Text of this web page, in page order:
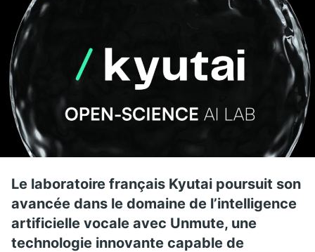
Le laboratoire français Kyutai poursuit son
avancée dans le domaine de l’intelligence
artificielle vocale avec Unmute, une
technologie innovante capable de